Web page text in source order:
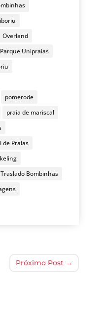
Overland
Parque Unipraias
pomerode
praia de mariscal
de Praias
Traslado Bombinhas
Próximo Post →